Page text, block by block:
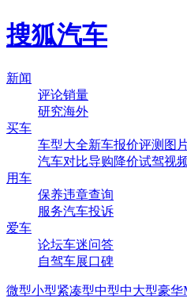
搜狐汽车
新闻
评论销量
研究海外
买车
车型大全新车报价评测 图
汽车对比导购降价试驾视
用车
保养违章查询
服务汽车投诉
爱车
论坛车迷问答
自驾车展口碑
微型小型紧凑型中型中大型豪华